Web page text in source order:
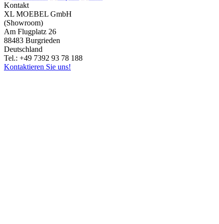
Kontakt
XL MOEBEL GmbH
(Showroom)
Am Flugplatz 26
88483 Burgrieden
Deutschland
Tel.: +49 7392 93 78 188
Kontaktieren Sie uns!